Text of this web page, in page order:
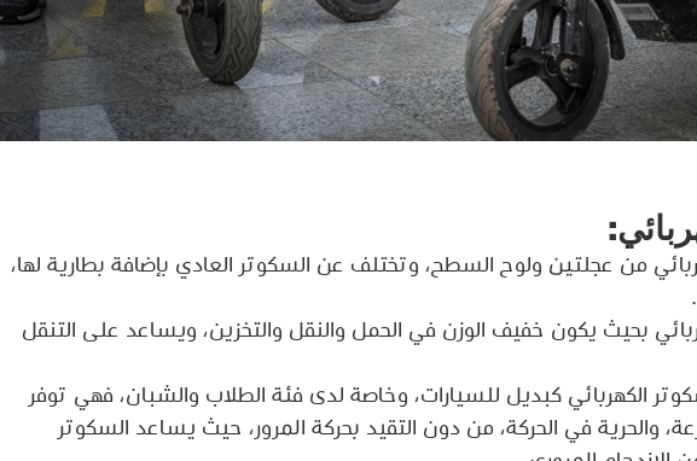
من عجلتين ولوح السطح، وتختلف عن السكوتر العادي بإضافة بطارية لها،
بحيث يكون خفيف الوزن في الحمل والنقل والتخزين، ويساعد على التنقل
الكهربائي كبديل للسيارات، وخاصة لدى فئة الطلاب والشبان، فهي توفر
والحرية في الحركة، من دون التقيد بحركة المرور، حيث يساعد السكوتر